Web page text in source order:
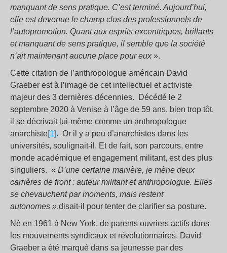
manquant de sens pratique. C’est terminé. Aujourd’hui,
elle est devenue le champ clos des professionnels de
l’autopromotion. Quant aux esprits excentriques, brillants
et manquant de sens pratique, il semble que la société
n’ait maintenant aucune place pour eux ».
Cette citation de l’anthropologue américain David
Graeber est à l’image de cet intellectuel et activiste
majeur des 3 dernières décennies. Décédé le 2
septembre 2020 à Venise à l’âge de 59 ans, bien trop tôt,
il se décrivait lui-même comme un anthropologue
anarchiste[1]. Or il y a peu d’anarchistes dans les
universités, soulignait-il. Et de fait, son parcours, entre
monde académique et engagement militant, est des plus
singuliers. « D’une certaine manière, je mène deux
carrières de front : auteur militant et anthropologue. Elles
se chevauchent par moments, mais restent
autonomes »,disait-il pour tenter de clarifier sa posture.
Né en 1961 à New York, de parents ouvriers actifs dans
les mouvements syndicaux et révolutionnaires, David
Graeber a été marqué dans sa jeunesse par des